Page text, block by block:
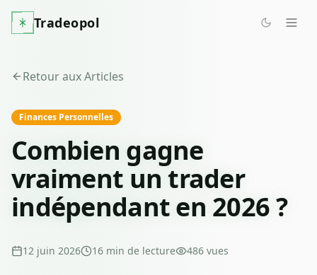
Tradeopol
Retour aux Articles
Finances Personnelles
Combien gagne
vraiment un trader
indépendant en 2026 ?
12 juin 2026 16 min de lecture 486 vues